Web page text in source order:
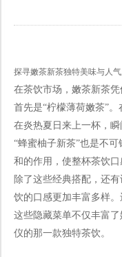
探寻嫩茶新茶独特美味与人
在茶饮市场，嫩茶新茶
首先是“柠檬薄荷嫩茶”
在炎热夏日来上一杯，
“蜂蜜柚子新茶”也是不
和的作用，使整杯茶饮
除了这些经典搭配，还
饮的口感更加丰富多样
这些隐藏菜单不仅丰富
仪的那一款独特茶饮。